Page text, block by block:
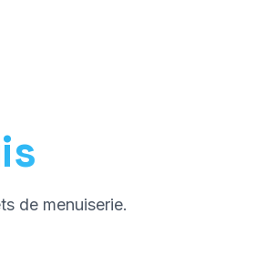
de menuiserie.